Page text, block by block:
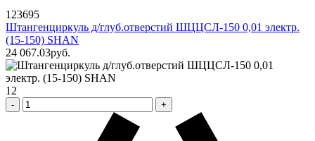
123695
Штангенциркуль д/глуб.отверстий ШЦЦСЛ-150 0,01 электр.
(15-150) SHAN
24 067.03pуб.
12